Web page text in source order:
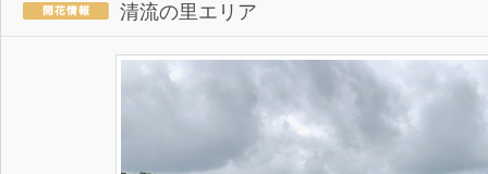
清流の里エリア